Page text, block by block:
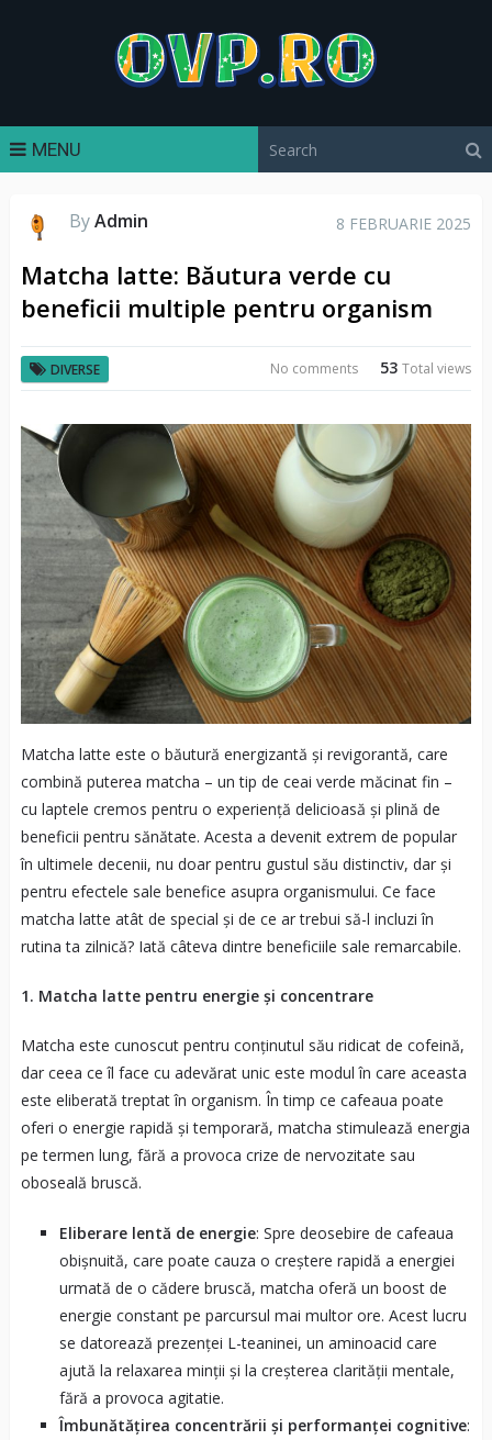
MENU
ByAdmin 8 FEBRUARIE 2025
Matcha latte: Băutura verde cu
beneficii multiple pentru organism
DIVERSE 53Total views
No comments
Matcha latte este o băutură energizantă și revigorantă, care
combină puterea matcha – un tip de ceai verde măcinat fin –
cu laptele cremos pentru o experiență delicioasă și plină de
beneficii pentru sănătate. Acesta a devenit extrem de popular
în ultimele decenii, nu doar pentru gustul său distinctiv, dar și
pentru efectele sale benefice asupra organismului. Ce face
matcha latte atât de special și de ce ar trebui să-l incluzi în
rutina ta zilnică? Iată câteva dintre beneficiile sale remarcabile.
1. Matcha latte pentru energie și concentrare
Matcha este cunoscut pentru conținutul său ridicat de cofeină,
dar ceea ce îl face cu adevărat unic este modul în care aceasta
este eliberată treptat în organism. În timp ce cafeaua poate
oferi o energie rapidă și temporară, matcha stimulează energia
pe termen lung, fără a provoca crize de nervozitate sau
oboseală bruscă.
Eliberare lentă de energie: Spre deosebire de cafeaua
obișnuită, care poate cauza o creștere rapidă a energiei
urmată de o cădere bruscă, matcha oferă un boost de
energie constant pe parcursul mai multor ore. Acest lucru
se datorează prezenței L-teaninei, un aminoacid care
ajută la relaxarea minții și la creșterea clarității mentale,
fără a provoca agitatie.
Îmbunătățirea concentrării și performanței cognitive: